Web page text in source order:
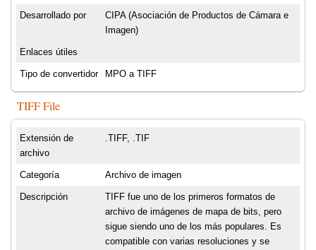
Desarrollado por
CIPA (Asociación de Productos de Cámara e
Imagen)
Enlaces útiles
Tipo de convertidor MPO a TIFF
TIFF File
Extensión de
archivo
.TIFF, .TIF
Categoría Archivo de imagen
Descripción
TIFF fue uno de los primeros formatos de
archivo de imágenes de mapa de bits, pero
sigue siendo uno de los más populares. Es
compatible con varias resoluciones y se